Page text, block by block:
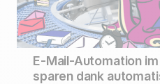
E-Mail-Automation
sparen dank